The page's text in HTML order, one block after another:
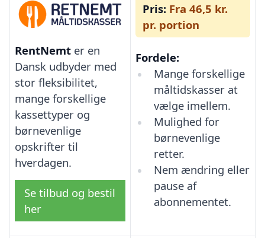
RentNemt er en
Dansk udbyder med
stor fleksibilitet,
mange forskellige
kassettyper og
børnevenlige
opskrifter til
hverdagen.
Se tilbud og bestil
her
Pris: Fra 46,5 kr.
pr. portion
Fordele:
Mange forskellige
måltidskasser at
vælge imellem.
Mulighed for
børnevenlige
retter.
Nem ændring eller
pause af
abonnementet.